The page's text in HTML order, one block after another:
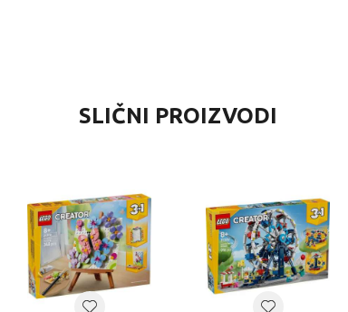
LEGO® Creator
Dječaci
8+ G
LEGO® kocke
SLIČNI PROIZVODI